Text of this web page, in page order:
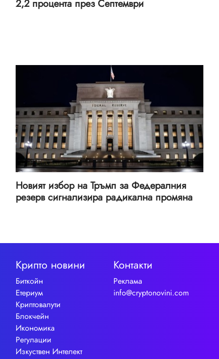
2,2 процента през Септември
Новият избор на Тръмп за Федералния
резерв сигнализира радикална промяна
Крипто новини
Биткойн
Етериум
Криптовалути
Блокчейн
Икономика
Регулации
Изкуствен Интелект
Контакти
Реклама
info@cryptonovini.com